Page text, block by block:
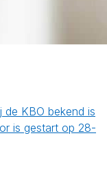
de KBO bekend is
is gestart op 28-